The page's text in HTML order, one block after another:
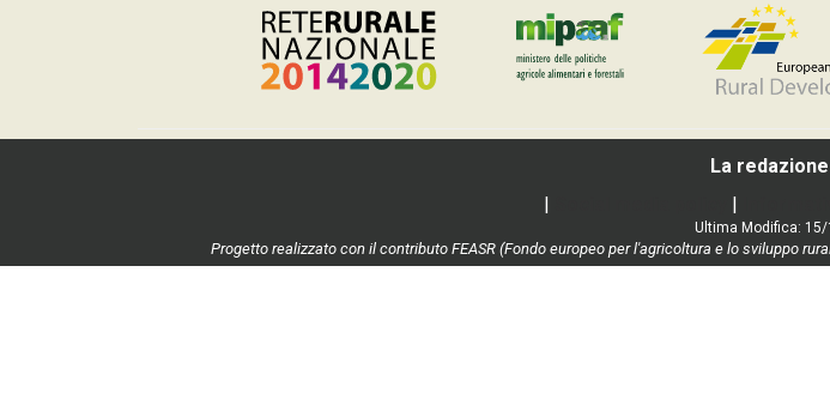
La redazione
|
|
Ultima Modifica:
Progetto realizzato con il contributo FEASR (Fondo europeo per l'agricoltura e lo sviluppo